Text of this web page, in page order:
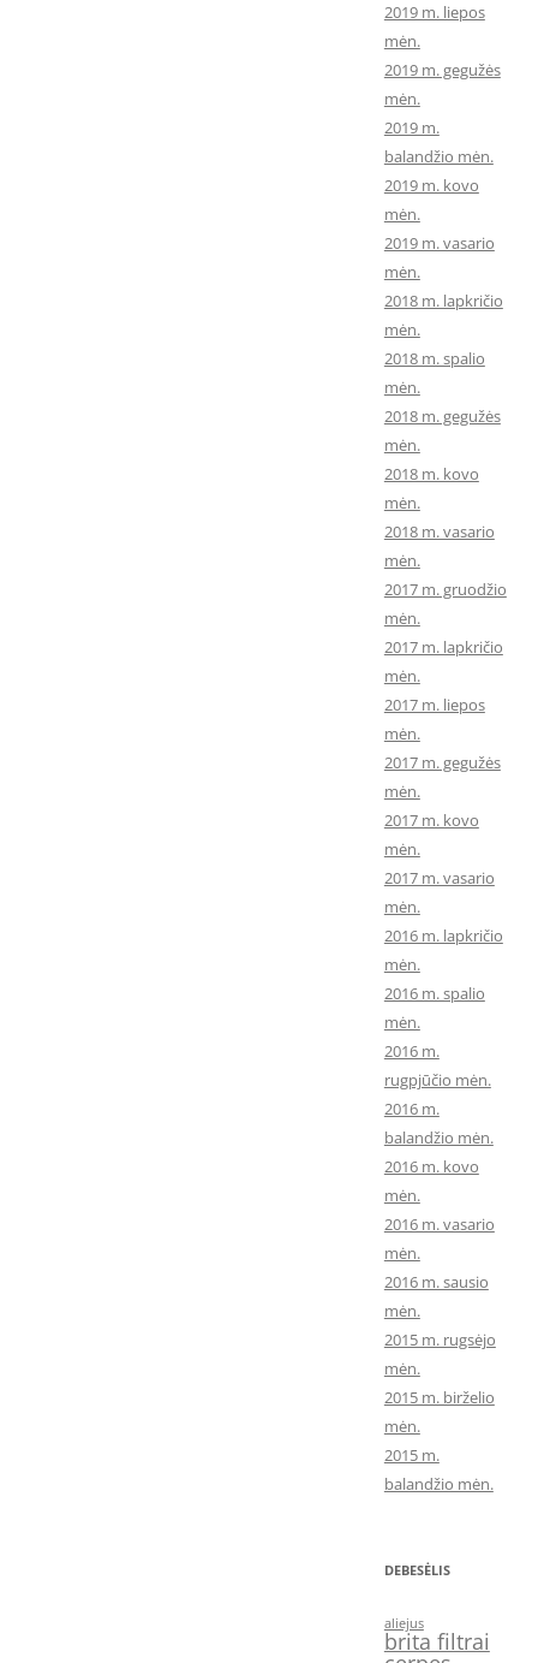
2019 m. liepos
mėn.
2019 m. gegužės
mėn.
2019 m.
balandžio mėn.
2019 m. kovo
mėn.
2019 m. vasario
mėn.
2018 m. lapkričio
mėn.
2018 m. spalio
mėn.
2018 m. gegužės
mėn.
2018 m. kovo
mėn.
2018 m. vasario
mėn.
2017 m. gruodžio
mėn.
2017 m. lapkričio
mėn.
2017 m. liepos
mėn.
2017 m. gegužės
mėn.
2017 m. kovo
mėn.
2017 m. vasario
mėn.
2016 m. lapkričio
mėn.
2016 m. spalio
mėn.
2016 m.
rugpjūčio mėn.
2016 m.
balandžio mėn.
2016 m. kovo
mėn.
2016 m. vasario
mėn.
2016 m. sausio
mėn.
2015 m. rugsėjo
mėn.
2015 m. birželio
mėn.
2015 m.
balandžio mėn.
DEBESĖLIS
aliejus
brita filtrai